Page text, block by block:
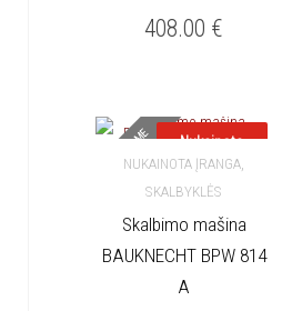
408.00 €
Nukainota
NETURIME
DAUGIAU
NUKAINOTA ĮRANGA,
SKALBYKLĖS
Skalbimo mašina
BAUKNECHT BPW 814
A